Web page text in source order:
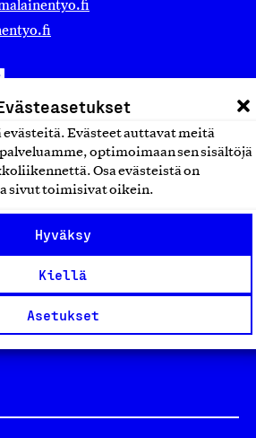
Evästeet auttavat meitä
optimoimaan sen sisältöjä
Osa evästeistä on
sivut toimisivat oikein.
Hyväksy
Kiellä
Asetukset
Yritys -merkki